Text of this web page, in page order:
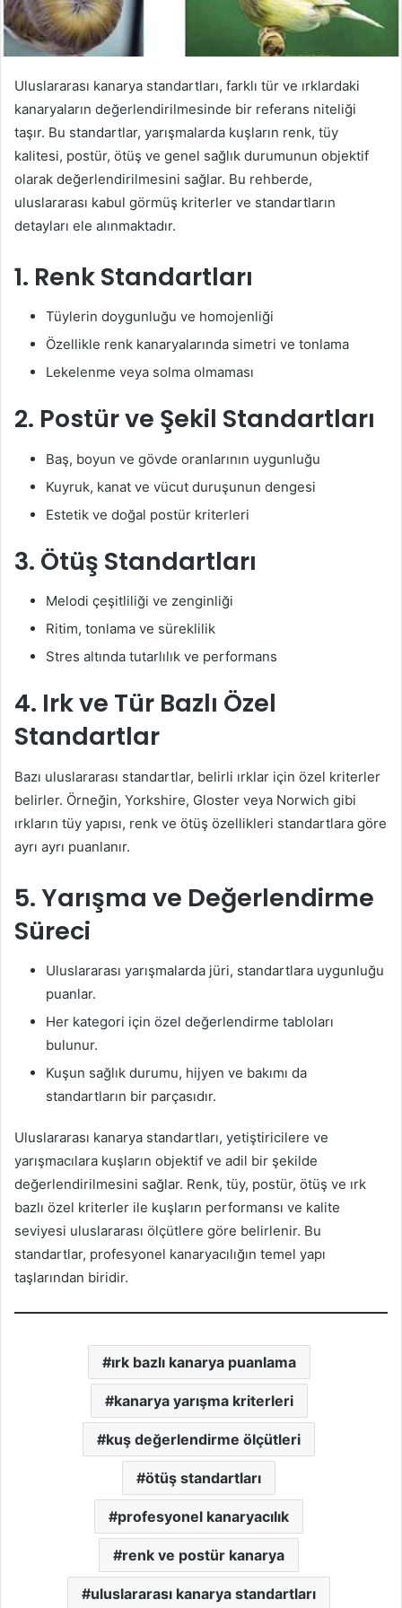
Uluslararası kanarya standartları, farklı tür ve ırklardaki
kanaryaların değerlendirilmesinde bir referans niteliği
taşır. Bu standartlar, yarışmalarda kuşların renk, tüy
kalitesi, postür, ötüş ve genel sağlık durumunun objektif
olarak değerlendirilmesini sağlar. Bu rehberde,
uluslararası kabul görmüş kriterler ve standartların
detayları ele alınmaktadır.
1. Renk Standartları
Tüylerin doygunluğu ve homojenliği
Özellikle renk kanaryalarında simetri ve tonlama
Lekelenme veya solma olmaması
2. Postür ve Şekil Standartları
Baş, boyun ve gövde oranlarının uygunluğu
Kuyruk, kanat ve vücut duruşunun dengesi
Estetik ve doğal postür kriterleri
3. Ötüş Standartları
Melodi çeşitliliği ve zenginliği
Ritim, tonlama ve süreklilik
Stres altında tutarlılık ve performans
4. Irk ve Tür Bazlı Özel
Standartlar
Bazı uluslararası standartlar, belirli ırklar için özel kriterler
belirler. Örneğin, Yorkshire, Gloster veya Norwich gibi
ırkların tüy yapısı, renk ve ötüş özellikleri standartlara göre
ayrı ayrı puanlanır.
5. Yarışma ve Değerlendirme
Süreci
Uluslararası yarışmalarda jüri, standartlara uygunluğu
puanlar.
Her kategori için özel değerlendirme tabloları
bulunur.
Kuşun sağlık durumu, hijyen ve bakımı da
standartların bir parçasıdır.
Uluslararası kanarya standartları, yetiştiricilere ve
yarışmacılara kuşların objektif ve adil bir şekilde
değerlendirilmesini sağlar. Renk, tüy, postür, ötüş ve ırk
bazlı özel kriterler ile kuşların performansı ve kalite
seviyesi uluslararası ölçütlere göre belirlenir. Bu
standartlar, profesyonel kanaryacılığın temel yapı
taşlarından biridir.
ırk bazlı kanarya puanlama
kanarya yarışma kriterleri
kuş değerlendirme ölçütleri
ötüş standartları
profesyonel kanaryacılık
renk ve postür kanarya
uluslararası kanarya standartları